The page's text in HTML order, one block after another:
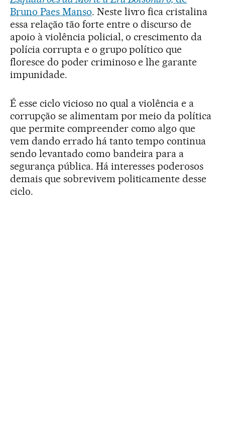
Bruno Paes Manso. Neste livro fica cristalina
essa relação tão forte entre o discurso de
apoio à violência policial, o crescimento da
polícia corrupta e o grupo político que
floresce do poder criminoso e lhe garante
impunidade.
É esse ciclo vicioso no qual a violência e a
corrupção se alimentam por meio da política
que permite compreender como algo que
vem dando errado há tanto tempo continua
sendo levantado como bandeira para a
segurança pública. Há interesses poderosos
demais que sobrevivem politicamente desse
ciclo.